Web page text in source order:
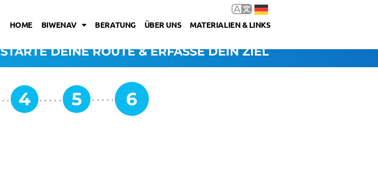
HOME BIWENAV BERATUNG ÜBER UNS MATERIALIEN & LINKS
STARTE DEINE ROUTE & ERFASSE DEIN ZIEL